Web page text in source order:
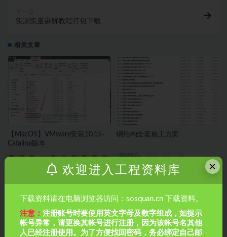
实测实量讲解教程打包下载
相关文章
【MacOS】VMware安装10.15-
Catalina版本
钢结构全套施工方案
施工现场安全管理现场排查 各行业安全目标责任书及责任制
×
欢迎进入工程资料库
下载资料请在电脑浏览器访问：sosquan.cn 下载资料。
注意：注册账号时要使用英文字母及数字组成，如提示
帐号异常，请更换其帐号进行注册，因为该帐号名其他
人已经注册使用。为了方便找回密码，务必绑定自己邮